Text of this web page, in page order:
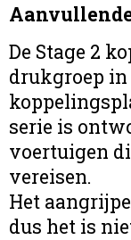
De Stage 2
drukgroep in
serie is
voertuigen
vereisen.
Het
dus het is